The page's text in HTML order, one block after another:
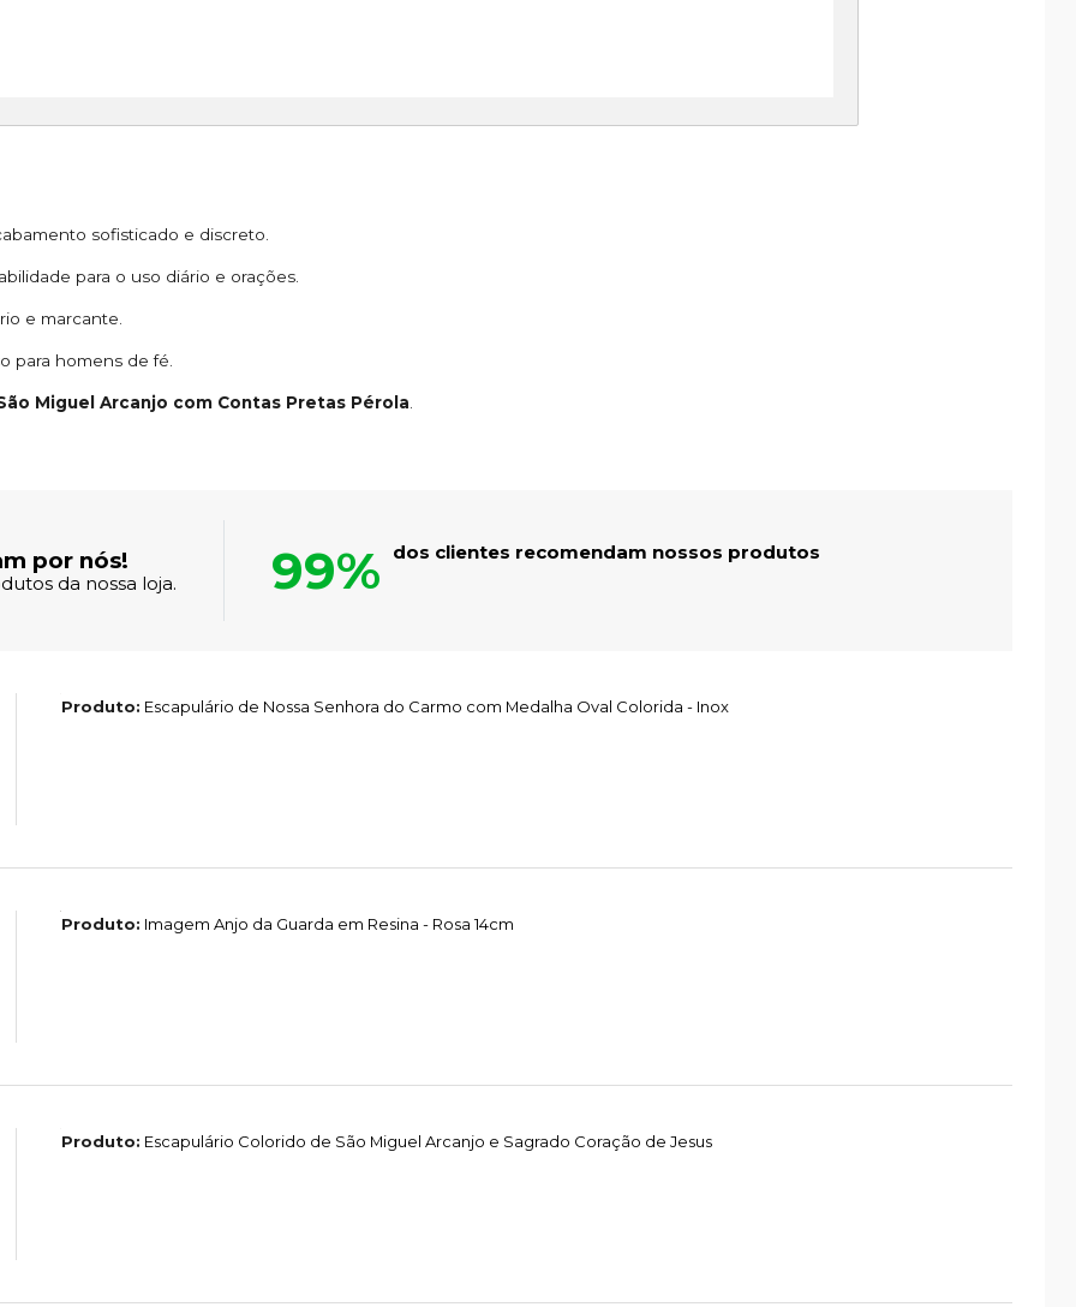
sofisticado e discreto.
para o uso diário e orações.
e marcante.
para homens de fé.
Miguel Arcanjo com Contas Pretas Pérola
por nós!
da nossa loja. 99% dos clientes recomendam nossos produtos
Produto: Escapulário de Nossa Senhora do Carmo com Medalha Oval Colorida - Inox
Produto: Imagem Anjo da Guarda em Resina - Rosa 14cm
Produto: Escapulário Colorido de São Miguel Arcanjo e Sagrado Coração de Jesus